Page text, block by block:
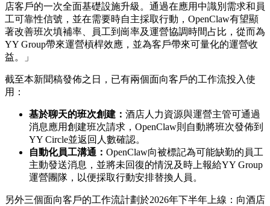
店客戶的一次全面基礎設施升級。通過在應用中識別需求和員
工可靠性信號，並在需要時自主採取行動，OpenClaw有望顯
著改善班次填補率、員工到崗率及運營協調時間占比，從而為
YY Group帶來運營槓桿效應，並為客戶帶來可量化的運營收
益。」
截至本新聞稿發佈之日，已有兩個面向客戶的工作流投入使
用：
基於聊天的班次創建： 酒店人力資源與運營主管可通過
消息應用創建班次請求， OpenClaw則自動將班次發佈到
YY Circle並返回人數確認。
自動化員工溝通： OpenClaw向被標記為可能缺勤的員工
主動發送消息，並將未回復的情況及時上報給YY Group
運營團隊，以便採取行動安排替換人員。
另外三個面向客戶的工作流計劃於2026年下半年上線：向酒店